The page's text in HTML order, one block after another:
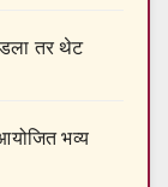
तर थेट
भव्य